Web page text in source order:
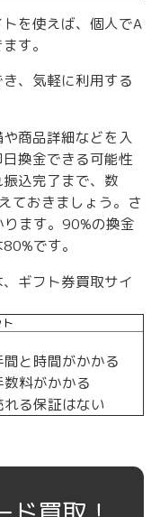
を使えば、個人でA
す。
、気軽に利用する
商品詳細などを入
換金できる可能性
込完了まで、数
ておきましょう。さ
ます。90%の換金
です。
ギフト券買取サイ
間と時間がかかる
数料がかかる
れる保証はない